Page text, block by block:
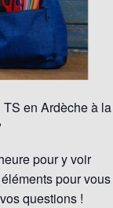
en Ardèche à la
pour y voir
pour vous
questions !